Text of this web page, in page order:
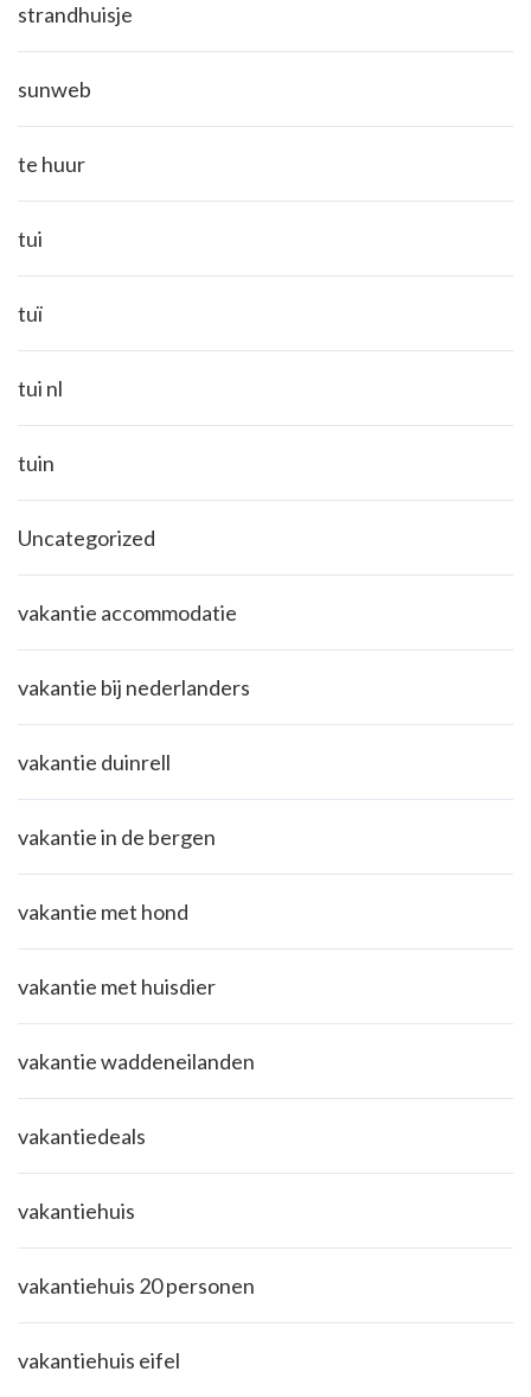
strandhuisje
sunweb
te huur
tui
tuï
tui nl
tuin
Uncategorized
vakantie accommodatie
vakantie bij nederlanders
vakantie duinrell
vakantie in de bergen
vakantie met hond
vakantie met huisdier
vakantie waddeneilanden
vakantiedeals
vakantiehuis
vakantiehuis 20 personen
vakantiehuis eifel